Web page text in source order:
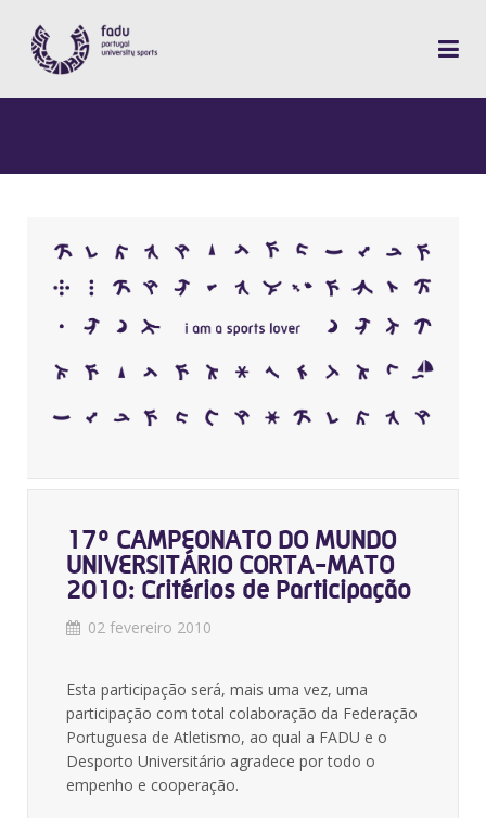
17º CAMPEONATO DO MUNDO
UNIVERSITÁRIO CORTA-MATO
2010: Critérios de Participação
02 fevereiro 2010
Esta participação será, mais uma vez, uma
participação com total colaboração da Federação
Portuguesa de Atletismo, ao qual a FADU e o
Desporto Universitário agradece por todo o
empenho e cooperação.